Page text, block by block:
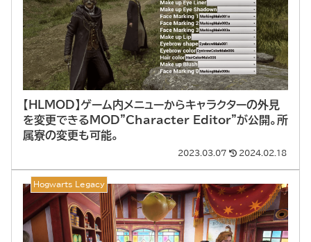
【HLMOD】ゲーム内メニューからキャラクターの外見
を変更できるMOD”Character Editor”が公開。所
属寮の変更も可能。
2023.03.07 2024.02.18
Hogwarts Legacy